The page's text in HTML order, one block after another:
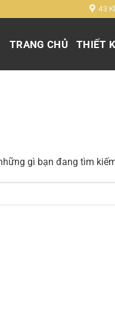
43
TRANG CHỦ THIẾT
gì bạn đang tìm